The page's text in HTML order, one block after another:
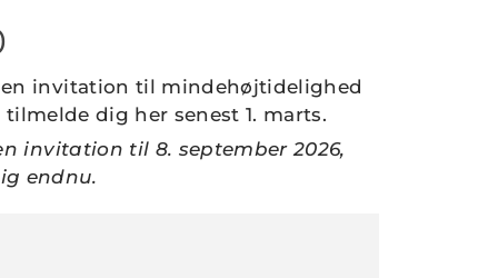
invitation til mindehøjtidelighed
tilmelde dig her senest 1. marts.
invitation til 8. september 2026,
endnu.